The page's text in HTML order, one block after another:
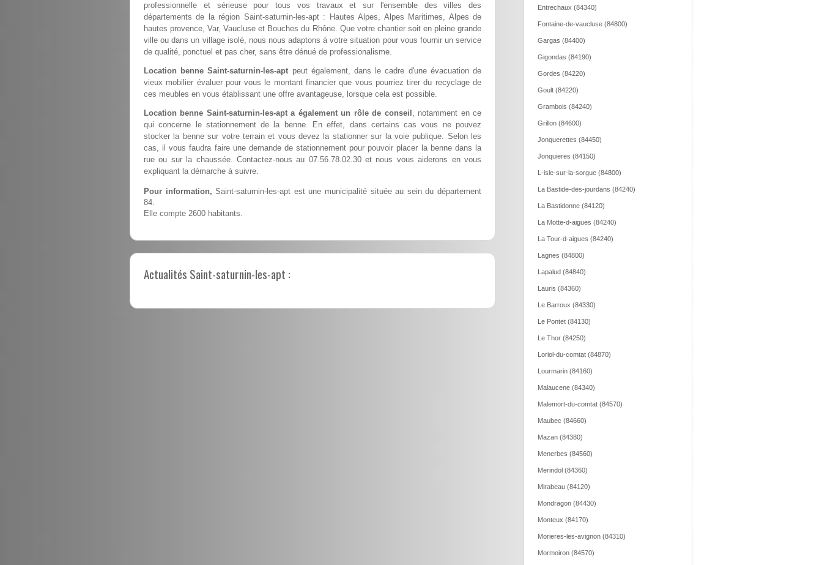
professionnelle et sérieuse pour tous vos travaux et sur l'ensemble des villes des
départements de la région Saint-saturnin-les-apt : Hautes Alpes, Alpes Maritimes, Alpes de
hautes provence, Var, Vaucluse et Bouches du Rhône. Que votre chantier soit en pleine grande
ville ou dans un village isolé, nous nous adaptons à votre situation pour vous fournir un service
de qualité, ponctuel et pas cher, sans être dénué de professionalisme.
Location benne Saint-saturnin-les-apt peut également, dans le cadre d'une évacuation de
vieux mobilier évaluer pour vous le montant financier que vous pourriez tirer du recyclage de
ces meubles en vous établissant une offre avantageuse, lorsque cela est possible.
Location benne Saint-saturnin-les-apt a également un rôle de conseil , notamment en ce
qui concerne le stationnement de la benne. En effet, dans certains cas vous ne pouvez
stocker la benne sur votre terrain et vous devez la stationner sur la voie publique. Selon les
cas, il vous faudra faire une demande de stationnement pour pouvoir placer la benne dans la
rue ou sur la chaussée. Contactez-nous au 07.56.78.02.30 et nous vous aiderons en vous
expliquant la démarche à suivre.
Pour information, Saint-saturnin-les-apt est une municipalité située au sein du département
84.
Elle compte 2600 habitants.
Actualités Saint-saturnin-les-apt :
Entrechaux (84340)
Fontaine-de-vaucluse (84800)
Gargas (84400)
Gigondas (84190)
Gordes (84220)
Goult (84220)
Grambois (84240)
Grillon (84600)
Jonquerettes (84450)
Jonquieres (84150)
L-isle-sur-la-sorgue (84800)
La Bastide-des-jourdans (84240)
La Bastidonne (84120)
La Motte-d-aigues (84240)
La Tour-d-aigues (84240)
Lagnes (84800)
Lapalud (84840)
Lauris (84360)
Le Barroux (84330)
Le Pontet (84130)
Le Thor (84250)
Loriol-du-comtat (84870)
Lourmarin (84160)
Malaucene (84340)
Malemort-du-comtat (84570)
Maubec (84660)
Mazan (84380)
Menerbes (84560)
Merindol (84360)
Mirabeau (84120)
Mondragon (84430)
Monteux (84170)
Morieres-les-avignon (84310)
Mormoiron (84570)